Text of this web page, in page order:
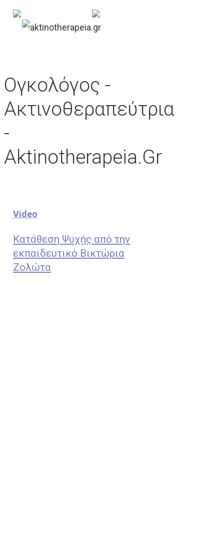
Ογκολόγος -
Ακτινοθεραπεύτρια
-
Aktinotherapeia.gr
Video
Κατάθεση Ψυχής από την
εκπαιδευτικό Βικτώρια
Ζολώτα